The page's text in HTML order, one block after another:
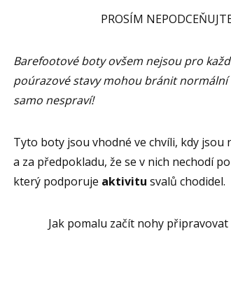
PROSÍM
Barefootové boty ovšem nejsou pro
poúrazové stavy mohou bránit
samo nespraví!
Tyto boty jsou vhodné ve chvíli, kdy jsou
a za předpokladu, že se v nich nechodí
který podporuje aktivitu svalů chodidel.
Jak pomalu začít nohy